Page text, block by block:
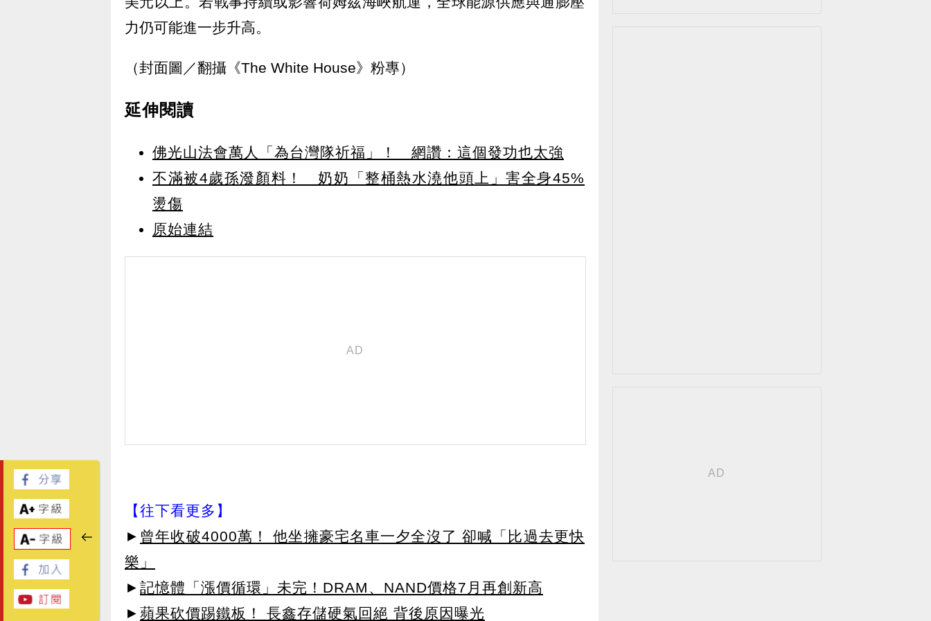
力仍可能進一步升高。
（封面圖／翻攝《The White House》粉專）
延伸閱讀
佛光山法會萬人「為台灣隊祈福」！ 網讚：這個發功也太強
不滿被4歲孫潑顏料！ 奶奶「整桶熱水澆他頭上」害全身45%
燙傷
原始連結
【往下看更多】
► 曾年收破4000萬！ 他坐擁豪宅名車一夕全沒了 卻喊「比過去更快
樂」
► 記憶體「漲價循環」未完！DRAM、NAND價格7月再創新高
► 蘋果砍價踢鐵板！ 長鑫存儲硬氣回絕 背後原因曝光